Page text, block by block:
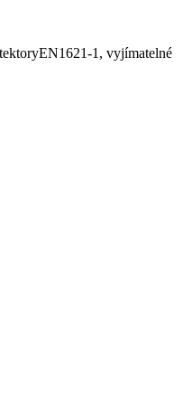
1, vyjímatelné